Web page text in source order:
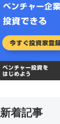
新着記事